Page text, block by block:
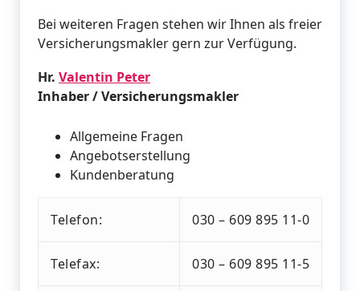
Bei weiteren Fragen stehen wir Ihnen als freier
Versicherungsmakler gern zur Verfügung.
Hr. Valentin Peter
Inhaber / Versicherungsmakler
Allgemeine Fragen
Angebotserstellung
Kundenberatung
Telefon: 030 – 609 895 11-0
Telefax: 030 – 609 895 11-5